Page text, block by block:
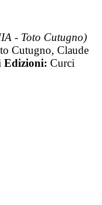
- Toto Cutugno)
Cutugno, Claude
Edizioni: Curci